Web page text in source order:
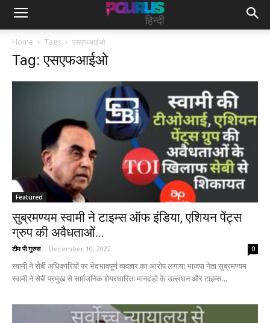
Home Tags एसएफआईओ
Tag: एसएफआईओ
Featured
सुब्रमण्यम स्वामी ने टाइम्स ऑफ इंडिया, एशियन पेंट्स
ग्रुप की अवैधताओं...
टीम पी गुरुस - December 10, 2022 0
स्वामी ने सेबी अधिकारियों पर भेदभावपूर्ण व्यवहार का आरोप लगाया भाजपा नेता सुब्रमण्यम
स्वामी ने सेबी प्रमुख से सार्वजनिक शेयरधारिता मानदंडों के उल्लंघन और टाइम्स...